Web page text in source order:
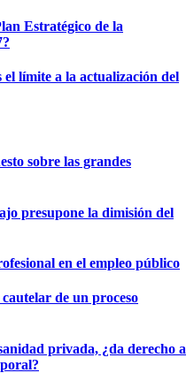
Estratégico de la
el límite a la actualización del
sobre las grandes
presupone la dimisión del
en el empleo público
de un proceso
privada, ¿da derecho a